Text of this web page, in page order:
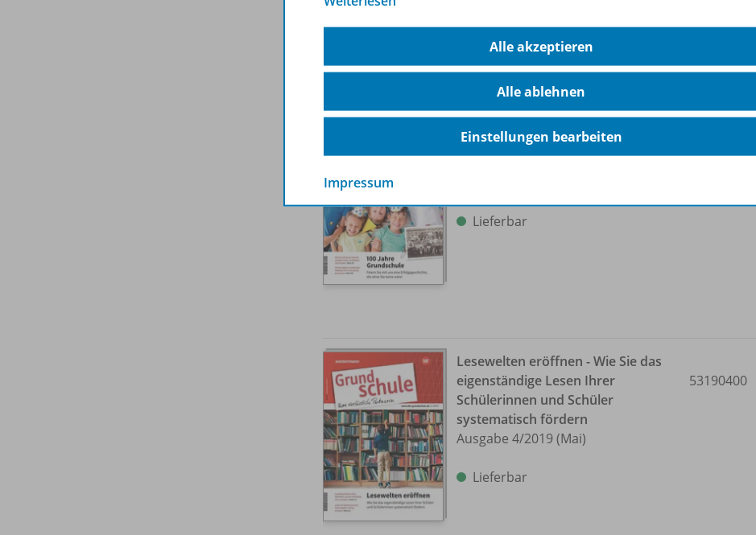
mit uns eine Erfolgsgeschichte, die
Lieferbar
Lesewelten eröffnen - Wie Sie das
eigenständige Lesen Ihrer
Schülerinnen und Schüler
systematisch fördern
Ausgabe 4/2019 (Mai)
Lieferbar
53190400
Alle akzeptieren
Alle ablehnen
Einstellungen bearbeiten
Impressum